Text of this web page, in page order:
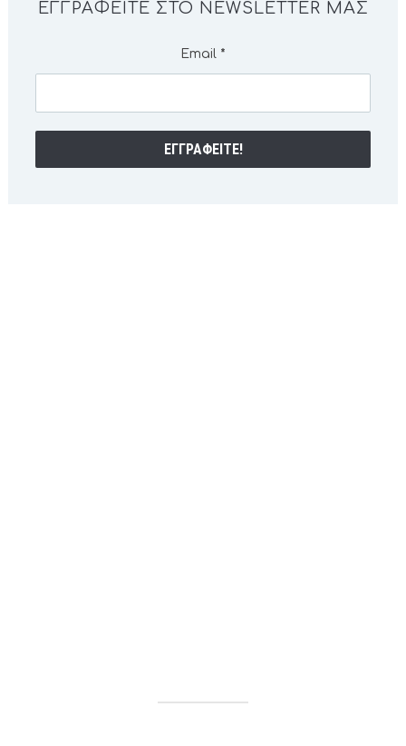
ΕΓΓΡΑΦΕΊΤΕ ΣΤΟ NEWSLETTER ΜΑΣ
Email *